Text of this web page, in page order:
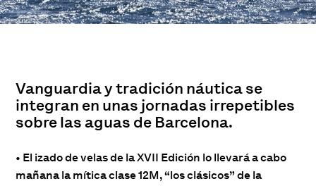
Vanguardia y tradición náutica se
integran en unas jornadas irrepetibles
sobre las aguas de Barcelona.
• El izado de velas de la XVII Edición lo llevará a cabo
mañana la mítica clase 12M, “los clásicos” de la